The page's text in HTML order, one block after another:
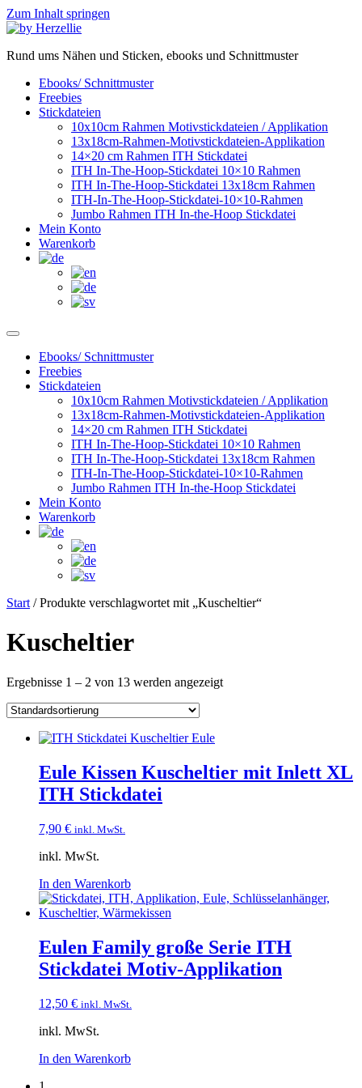
Zum Inhalt springen
Rund ums Nähen und Sticken, ebooks und Schnittmuster
Ebooks/ Schnittmuster
Freebies
Stickdateien
10x10cm Rahmen Motivstickdateien / Applikation
13x18cm-Rahmen-Motivstickdateien-Applikation
14×20 cm Rahmen ITH Stickdatei
ITH In-The-Hoop-Stickdatei 10×10 Rahmen
ITH In-The-Hoop-Stickdatei 13x18cm Rahmen
ITH-In-The-Hoop-Stickdatei-10×10-Rahmen
Jumbo Rahmen ITH In-the-Hoop Stickdatei
Mein Konto
Warenkorb
Ebooks/ Schnittmuster
Freebies
Stickdateien
10x10cm Rahmen Motivstickdateien / Applikation
13x18cm-Rahmen-Motivstickdateien-Applikation
14×20 cm Rahmen ITH Stickdatei
ITH In-The-Hoop-Stickdatei 10×10 Rahmen
ITH In-The-Hoop-Stickdatei 13x18cm Rahmen
ITH-In-The-Hoop-Stickdatei-10×10-Rahmen
Jumbo Rahmen ITH In-the-Hoop Stickdatei
Mein Konto
Warenkorb
Start / Produkte verschlagwortet mit „Kuscheltier“
Kuscheltier
Ergebnisse 1 – 2 von 13 werden angezeigt
Eule Kissen Kuscheltier mit Inlett XL
ITH Stickdatei
7,90 € inkl. MwSt.
inkl. MwSt.
In den Warenkorb
Eulen Family große Serie ITH
Stickdatei Motiv-Applikation
12,50 € inkl. MwSt.
inkl. MwSt.
In den Warenkorb